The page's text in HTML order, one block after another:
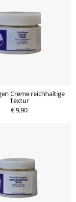
Creme reichhaltige
Textur
€ 9,90